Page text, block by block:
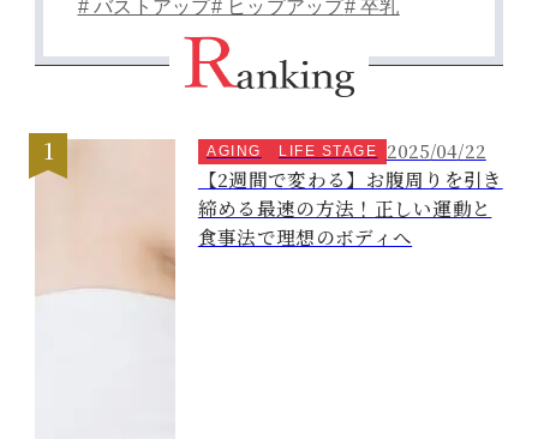
# バストアップ# ヒップアップ# 卒乳
AGING LIFE STAGE 2025/04/22
【2週間で変わる】お腹周りを引き
締める最速の方法！正しい運動と
食事法で理想のボディへ